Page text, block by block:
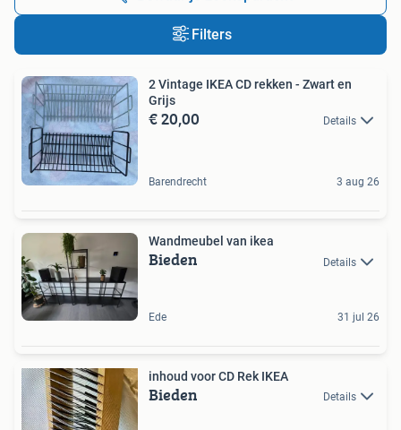
Filters
2 Vintage IKEA CD rekken - Zwart en
Grijs
€ 20,00 Details
Barendrecht 3 aug 26
Wandmeubel van ikea
Bieden Details
Ede 31 jul 26
inhoud voor CD Rek IKEA
Bieden Details